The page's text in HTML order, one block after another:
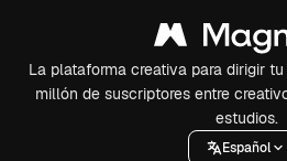
La plataforma creativa para dirigir
millón de suscriptores entre
estudios.
Español